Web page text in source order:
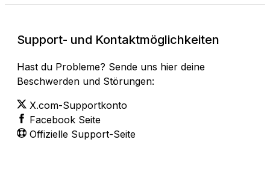
Support- und Kontaktmöglichkeiten
Hast du Probleme? Sende uns hier deine
Beschwerden und Störungen:
X.com-Supportkonto
Facebook Seite
Offizielle Support-Seite